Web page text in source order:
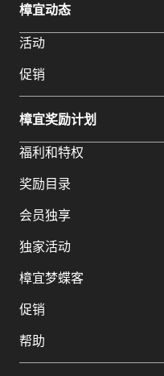
樟宜动态
活动
促销
樟宜奖励计划
福利和特权
奖励目录
会员独享
独家活动
樟宜梦蝶客
促销
帮助